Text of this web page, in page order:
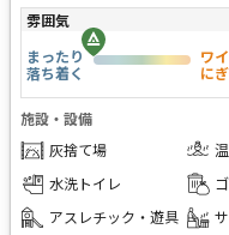
雰囲気
まったり
落ち着く
ワ
に
施設・設備
灰捨て場
水洗トイレ
アスレチック・遊具